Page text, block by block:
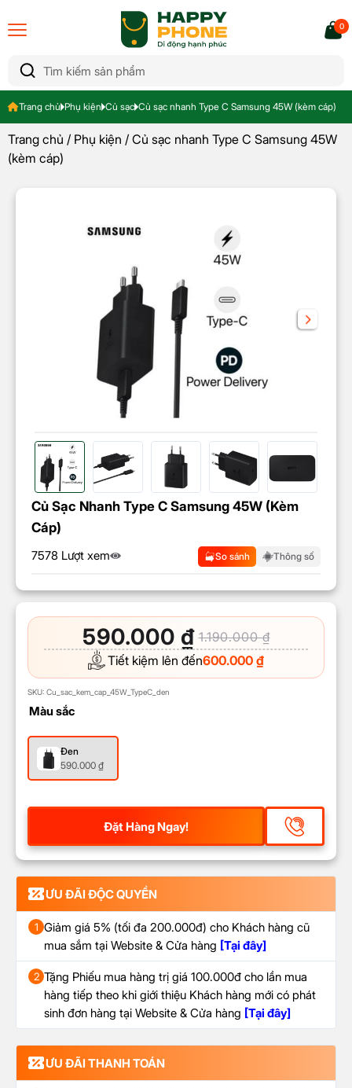
0
Trang chủ Phụ kiện Củ sạc Củ sạc nhanh Type C Samsung 45W (kèm cáp)
Trang chủ / Phụ kiện / Củ sạc nhanh Type C Samsung 45W
(kèm cáp)
1.190.000₫
590.000 ₫
Tiết kiệm lên đến600.000 ₫
SKU: Cu_sac_kem_cap_45W_TypeC_den
Màu sắc
Đen
590.000 ₫
Đặt Hàng Ngay!
ƯU ĐÃI ĐỘC QUYỀN
1 Giảm giá 5% (tối đa 200.000đ) cho Khách hàng cũ
mua sắm tại Website & Cửa hàng [Tại đây]
2 Tặng Phiếu mua hàng trị giá 100.000đ cho lần mua
hàng tiếp theo khi giới thiệu Khách hàng mới có phát
sinh đơn hàng tại Website & Cửa hàng [Tại đây]
ƯU ĐÃI THANH TOÁN
Củ Sạc Nhanh Type C Samsung 45W (kèm
Cáp)
7578 Lượt xem So sánh Thông số